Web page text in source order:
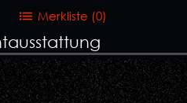
Merkliste (0)